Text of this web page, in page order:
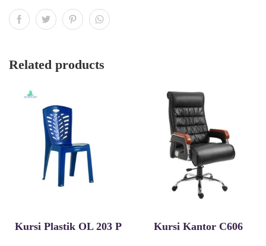
Related products
Kursi Plastik OL 203 P Kursi Kantor C606